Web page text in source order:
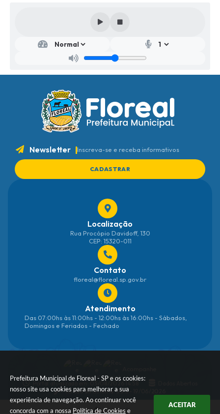
Prefeitura Municipal de Floreal - SP e os cookies:
nosso site usa cookies para melhorar a sua
experiência de navegação. Ao continuar você
concorda com a nossa Política de Cookies e
ACEITAR
Newsletter Inscreva-se e receba informativos
CADASTRAR
Localização
Rua Procópio Davidoff, 130
CEP: 15320-011
Contato
floreal@floreal.sp.gov.br
Atendimento
Das 07:00hs às 11:00hs - 12:00hs às 16:00hs - Sábados,
Domingos e Feriados - Fechado
Versão do Sistema:3.5.3 - 19/06/2026
Portal atualizado em:05/08/2026 14:58